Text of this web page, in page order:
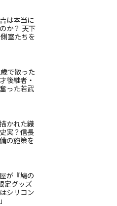
は本当に
か？ 天下
室たちを
で散った
後継者・
った若武
かれた織
実？信長
の施策を
が『鳩の
定グッズ
シリコン